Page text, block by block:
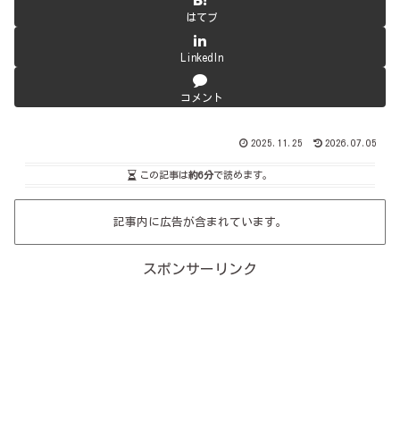
はてブ
LinkedIn
コメント
2025.11.25 2026.07.05
この記事は約6分で読めます。
記事内に広告が含まれています。
スポンサーリンク